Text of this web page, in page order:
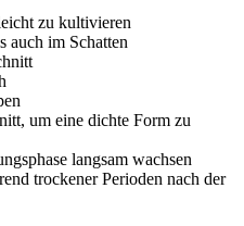
zu kultivieren
auch im Schatten
um eine dichte Form zu
langsam wachsen
trockener Perioden nach der